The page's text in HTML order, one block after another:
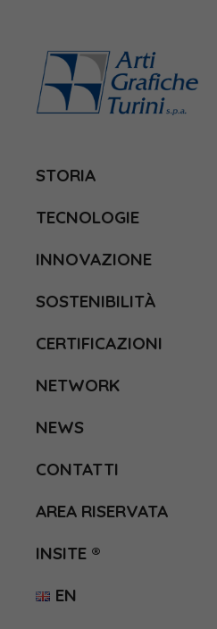
STORIA
TECNOLOGIE
INNOVAZIONE
SOSTENIBILITÀ
CERTIFICAZIONI
NETWORK
NEWS
CONTATTI
AREA RISERVATA
INSITE ®
EN